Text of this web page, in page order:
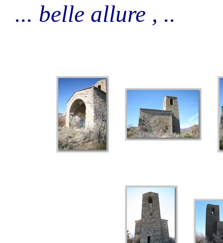
... belle allure , ..